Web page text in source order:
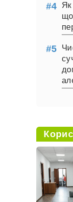
Як
що